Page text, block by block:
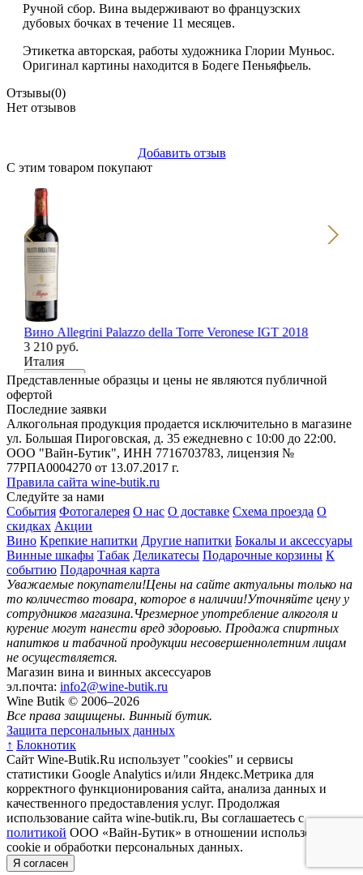
Ручной сбор. Вина выдерживают во французских
дубовых бочках в течение 11 месяцев.
Этикетка авторская, работы художника Глории Муньос.
Оригинал картины находится в Бодеге Пеньяфьель.
Отзывы(0)
Нет отзывов
Добавить отзыв
С этим товаром покупают
Вино Allegrini Palazzo della Torre Veronese IGT 2018
3 210 руб.
Италия
В корзину
Представленные образцы и цены не являются публичной
офертой
Последние заявки
Алкогольная продукция продается исключительно в магазине
ул. Большая Пироговская, д. 35 ежедневно с 10:00 до 22:00.
ООО "Вайн-Бутик", ИНН 7716703783, лицензия №
77РПА0004270 от 13.07.2017 г.
Правила сайта wine-butik.ru
Следуйте за нами
События Фотогалерея О нас О доставке Схема проезда О
скидках Акции
Вино Крепкие напитки Другие напитки Бокалы и аксессуары
Винные шкафы Табак Деликатесы Подарочные корзины К
событию Подарочная карта
Уважаемые покупатели!Цены на сайте актуальны только на
то количество товара, которое в наличии!Уточняйте цену у
сотрудников магазина.Чрезмерное употребление алкоголя и
курение могут нанести вред здоровью. Продажа спиртных
напитков и табачной продукции несовершеннолетним лицам
не осуществляется.
Магазин вина и винных аксессуаров
эл.почта: info2@wine-butik.ru
Wine Butik © 2006–2026
Все права защищены. Винный бутик.
Защита персональных данных
↑ Блокнотик
Сайт Wine-Butik.Ru использует "cookies" и сервисы
статистики Google Analytics и/или Яндекс.Метрика для
корректного функционирования сайта, анализа данных и
качественного предоставления услуг. Продолжая
использование сайта wine-butik.ru, Вы соглашаетесь с
политикой ООО «Вайн-Бутик» в отношении использования
cookie и обработки персональных данных.
Я согласен